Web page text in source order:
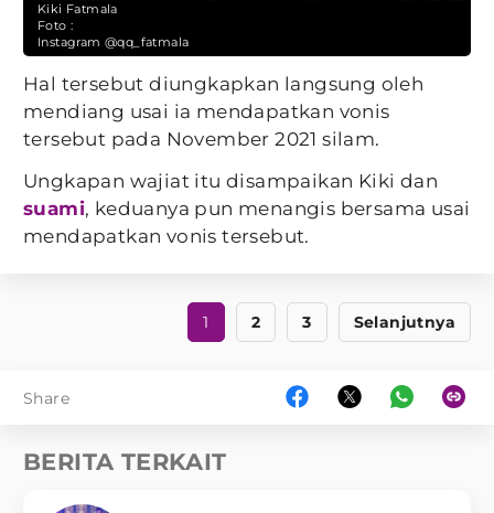
Kiki Fatmala
Foto :
Instagram @qq_fatmala
Hal tersebut diungkapkan langsung oleh
mendiang usai ia mendapatkan vonis
tersebut pada November 2021 silam.
Ungkapan wajiat itu disampaikan Kiki dan
suami, keduanya pun menangis bersama usai
mendapatkan vonis tersebut.
1 2 3 Selanjutnya
Share
BERITA TERKAIT